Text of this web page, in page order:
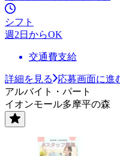
シフト
週2日からOK
交通費支給
詳細を見る
応募画面に進
アルバイト・パート
イオンモール多摩平の森